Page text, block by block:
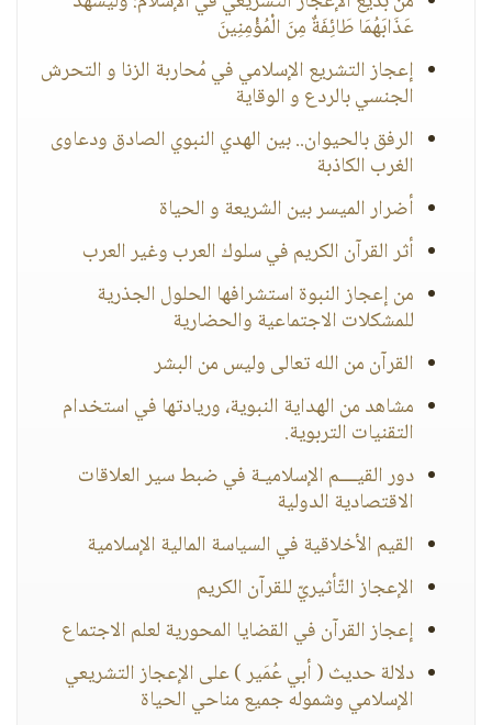
عَذَابَهُمَا طَائِفَةٌ مِنَ الْمُؤْمِنِينَ
إعجاز التشريع الإسلامي في مُحاربة الزنا و التحرش
الجنسي بالردع و الوقاية
الرفق بالحيوان.. بين الهدي النبوي الصادق ودعاوى
الغرب الكاذبة
أضرار الميسر بين الشريعة و الحياة
أثر القرآن الكريم في سلوك العرب وغير العرب
من إعجاز النبوة استشرافها الحلول الجذرية
للمشكلات الاجتماعية والحضارية
القرآن من الله تعالى وليس من البشر
مشاهد من الهداية النبوية، وريادتها في استخدام
التقنيات التربوية.
دور القيــــم الإسلاميـة في ضبط سير العلاقات
الاقتصادية الدولية
القيم الأخلاقية في السياسة المالية الإسلامية
الإعجاز التّأثيريّ للقرآن الكريم
إعجاز القرآن في القضايا المحورية لعلم الاجتماع
دلالة حديث ( أبي عُمَير ) على الإعجاز التشريعي
الإسلامي وشموله جميع مناحي الحياة